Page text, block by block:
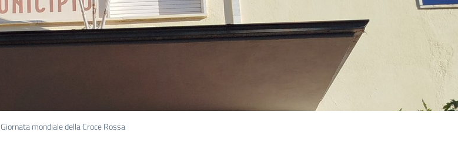
Giornata mondiale della Croce Rossa